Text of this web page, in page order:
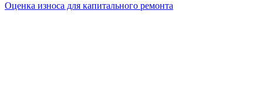
Оценка износа для капитального ремонта